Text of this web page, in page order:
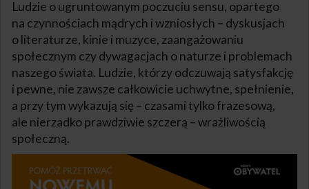
Ludzie o ugruntowanym poczuciu sensu, opartego
na czynnościach mądrych i wzniosłych – dyskusjach
o literaturze, kinie i muzyce, zaangażowaniu
społecznym czy dywagacjach o naturze i problemach
naszego świata. Ludzie, którzy odczuwają satysfakcję
i pewne, nie zawsze całkowicie uchwytne, spełnienie,
a przy tym wykazują się – czasami tylko frazesową,
ale nierzadko prawdziwie szczerą – wrażliwością
społeczną.